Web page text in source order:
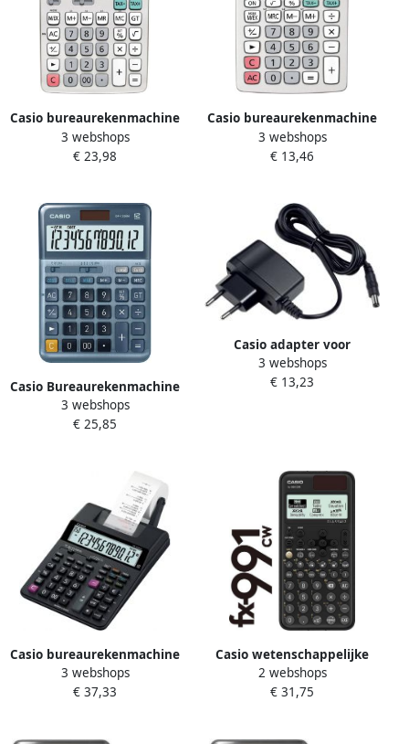
Casio bureaurekenmachine
DF-120 ECO
3 webshops
€ 23,98
Casio bureaurekenmachine
MS-88 ECO
3 webshops
€ 13,46
Casio Bureaurekenmachine
DF-120EM
3 webshops
€ 25,85
Casio adapter voor
bureaurekenmachine HR-
8TER en HR-150TER
3 webshops
€ 13,23
Casio bureaurekenmachine
HR-150 RCE
3 webshops
€ 37,33
Casio wetenschappelijke
rekenmachine FX-991CW
2 webshops
€ 31,75